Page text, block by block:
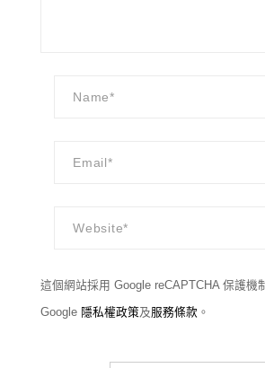
這個網站採用 Google reCAPTCHA 保護機
Google 隱私權政策及服務條款 。